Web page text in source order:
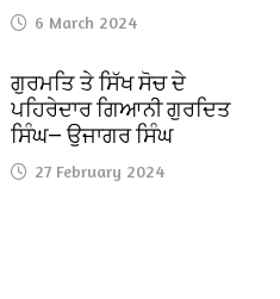
6 March 2024
ਗੁਰਮਤਿ ਤੇ ਸਿੱਖ ਸੋਚ ਦੇ
ਪਹਿਰੇਦਾਰ ਗਿਆਨੀ ਗੁਰਦਿਤ
ਸਿੰਘ— ਉਜਾਗਰ ਸਿੰਘ
27 February 2024